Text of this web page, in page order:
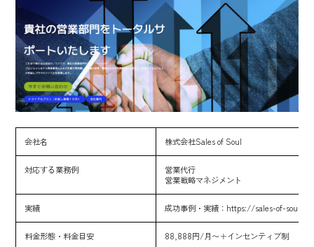
会社名 株式会社Sales of Soul
対応する業務例
営業代行
営業戦略マネジメント
実績 成功事例・実績： https://sales-of-
料金形態・料金目安 88,888円/月〜＋インセンティブ制